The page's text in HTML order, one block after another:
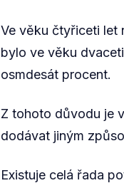
Ve věku čtyřiceti let
bylo ve věku
osmdesát procent.
Z tohoto důvodu je
dodávat jiným
Existuje celá řada